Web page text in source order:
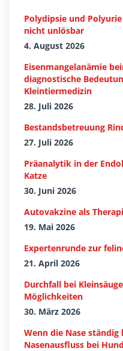
Polydipsie und
nicht unlösbar
4. August 2026
Eisenmangelanämie
diagnostische
Kleintiermedizin
28. Juli 2026
Bestandsbetreuung
27. Juli 2026
Präanalytik in der
Katze
30. Juni 2026
Autovakzine als
19. Mai 2026
Expertenrunde zur
21. April 2026
Durchfall bei
Möglichkeiten
30. März 2026
Wenn die Nase
Nasenausfluss bei